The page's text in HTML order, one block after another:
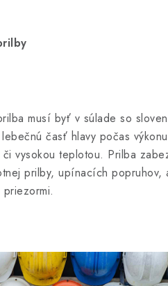
musí byť v súlade so
časť hlavy počas
vysokou teplotou. Prilba
prilby, upínacích